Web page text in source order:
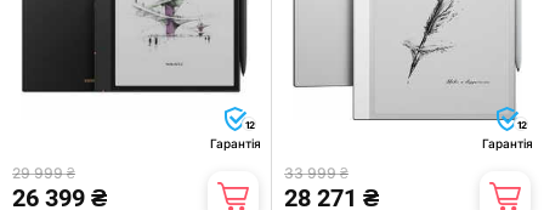
12
Гарантія
29 999 ₴
26 399 ₴
12
Гарантія
33 999 ₴
28 271 ₴